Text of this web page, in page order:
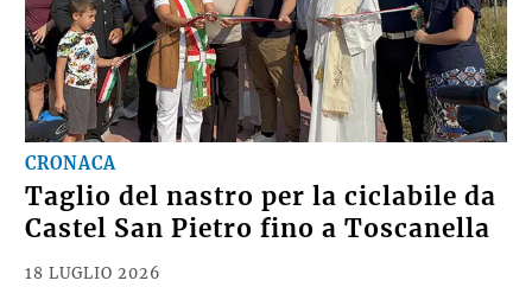
CRONACA
Taglio del nastro per la ciclabile da
Castel San Pietro fino a Toscanella
18 LUGLIO 2026